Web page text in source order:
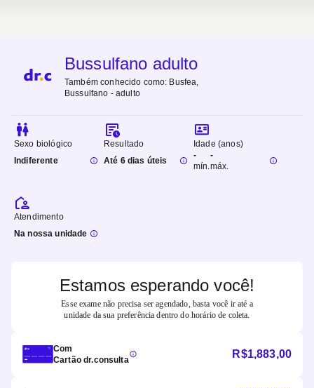
Bussulfano adulto
Também conhecido como: Busfea,
Bussulfano - adulto
Sexo biológico
Indiferente
Resultado
Até 6 dias úteis
Idade (anos)
-
mín.
-
máx.
Atendimento
Na nossa unidade
Estamos esperando você!
Esse exame não precisa ser agendado, basta você ir até a
unidade da sua preferência dentro do horário de coleta.
Com
Cartão dr.consulta
R$1,883,00